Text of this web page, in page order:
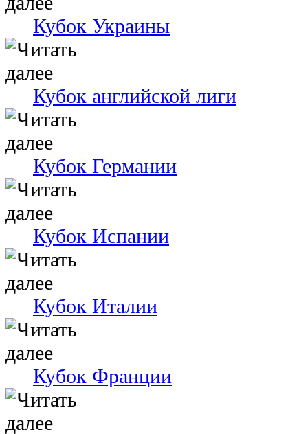
Кубок Украины
Кубок английской лиги
Кубок Германии
Кубок Испании
Кубок Италии
Кубок Франции